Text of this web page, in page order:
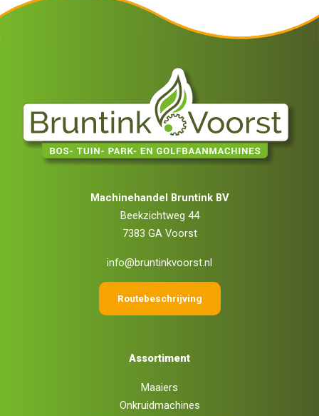
Machinehandel Bruntink BV
Beekzichtweg 44
7383 GA Voorst
info@bruntinkvoorst.nl
Routebeschrijving
Assortiment
Maaiers
Onkruidmachines